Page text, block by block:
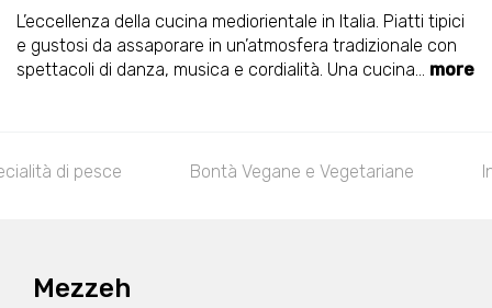
L’eccellenza della cucina mediorientale in Italia. Piatti tipici
e gustosi da assaporare in un’atmosfera tradizionale con
spettacoli di danza, musica e cordialità. Una cucina... more
e una notte Specialità di pesce Bontà
Mezzeh